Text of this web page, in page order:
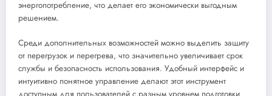
энергопотребление, что делает его экономически выгодным
решением.
Среди дополнительных возможностей можно выделить защиту
от перегрузок и перегрева, что значительно увеличивает срок
службы и безопасность использования. Удобный интерфейс и
интуитивно понятное управление делают этот инструмент
доступным для пользователей с разным уровнем подготовки.